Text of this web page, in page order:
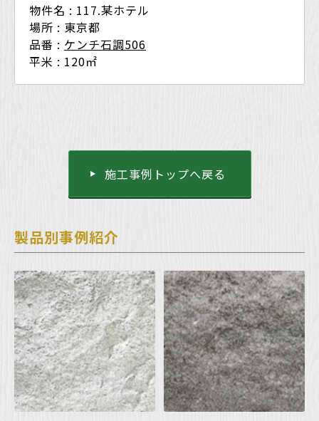
物件名 : 117.某ホテル
場所 : 東京都
品番 : ケンチ石調506
平米 : 120㎡
施工事例トップへ戻る
製品別事例紹介